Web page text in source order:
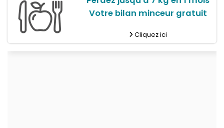
Votre bilan minceur gratuit
Cliquez ici